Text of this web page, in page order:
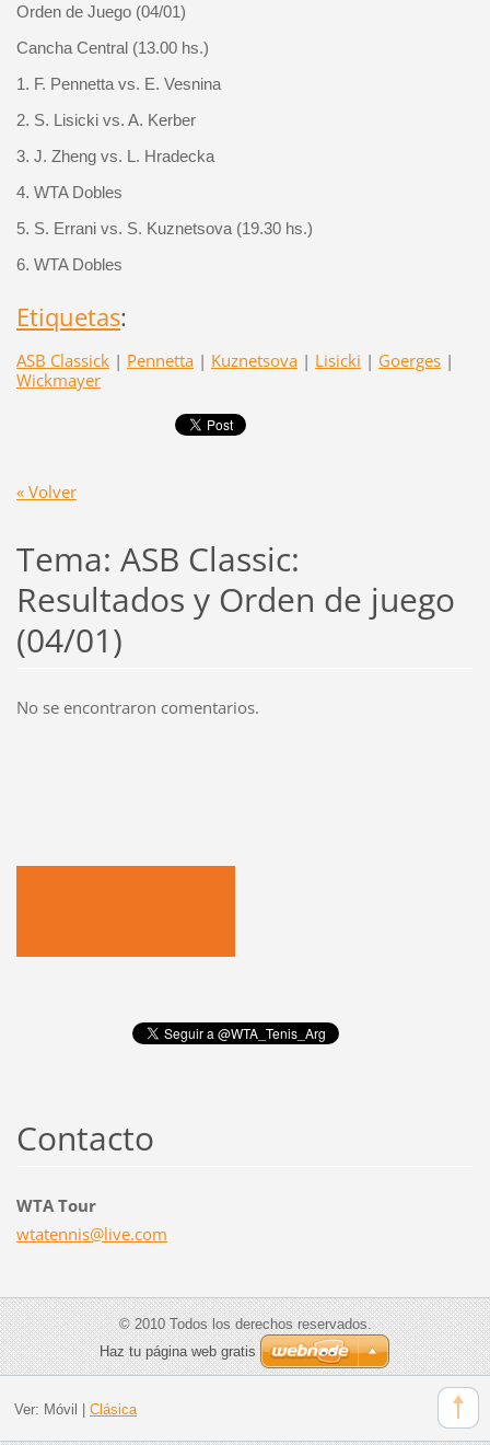
Orden de Juego (04/01)
Cancha Central (13.00 hs.)
1. F. Pennetta vs. E. Vesnina
2. S. Lisicki vs. A. Kerber
3. J. Zheng vs. L. Hradecka
4. WTA Dobles
5. S. Errani vs. S. Kuznetsova (19.30 hs.)
6. WTA Dobles
Etiquetas:
ASB Classick | Pennetta | Kuznetsova | Lisicki | Goerges |
Wickmayer
« Volver
Tema: ASB Classic:
Resultados y Orden de juego
(04/01)
No se encontraron comentarios.
Contacto
WTA Tour
wtatennis@live.com
© 2010 Todos los derechos reservados.
Haz tu página web gratis
Ver: Móvil | Clásica